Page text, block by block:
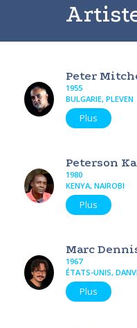
Peter
1955
BULGARIE, PLEVEN
Plus
Peterson
1980
KENYA, NAIROBI
Plus
Marc
1967
ÉTATS-UNIS,
Plus